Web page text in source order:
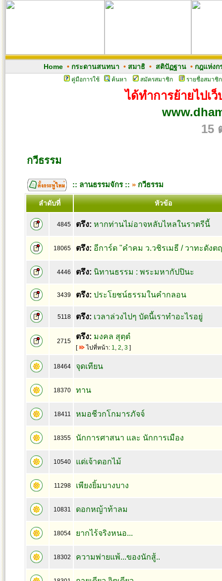
Home• กระดานสนทนา • สมาธิ• สติปัฏฐาน• กฎแห่งก
คู่มือการใช้ ค้นหา สมัครสมาชิก รายชื่อสมาชิก
ได้ทำการย้ายไปเ
15
กวีธรรม
:: ลานธรรมจักร :: » กวีธรรม
ลำดับที่ หัวข้อ
4845 ตรึง: หากท่านไม่อาจหลับไหลในราตรีนี้
18065 ตรึง: อีการ์ด "คำคม ว.วชิรเมธี / วาทะดังต
4446 ตรึง: นิทานธรรม : พระมหากัปปินะ
3439 ตรึง: ประโยชน์ธรรมในคำกลอน
5118 ตรึง: เวลาล่วงไปๆ บัดนี้เราทำอะไรอยู่
2715
ตรึง: มงคล สุตฺตํ
[ ไปที่หน้า: 1, 2, 3]
18464 จุดเทียน
18370 ทาน
18411 หมอชีวกโกมารภัจจ์
18355 นักการศาสนา และ นักการเมือง
10540 แด่เจ้าดอกไม้
11298 เพียงยิ้มบางบาง
10831 ดอกหญ้าท้าลม
18054 ยากไร้จริงหนอ...
18302 ความพ่ายแพ้...ของนักสู้..